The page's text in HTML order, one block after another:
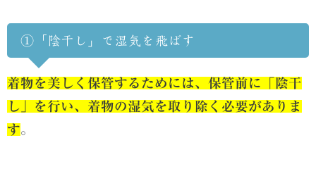
①「陰干し」で湿気を飛ばす
着物を美しく保管するためには、 保管前に「陰干
し」を行い、着物の湿気を取り除く必要がありま
す。